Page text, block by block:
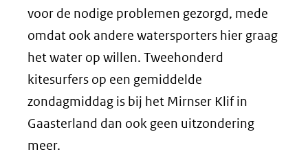
voor de nodige problemen gezorgd, mede
omdat ook andere watersporters hier graag
het water op willen. Tweehonderd
kitesurfers op een gemiddelde
zondagmiddag is bij het Mirnser Klif in
Gaasterland dan ook geen uitzondering
meer.